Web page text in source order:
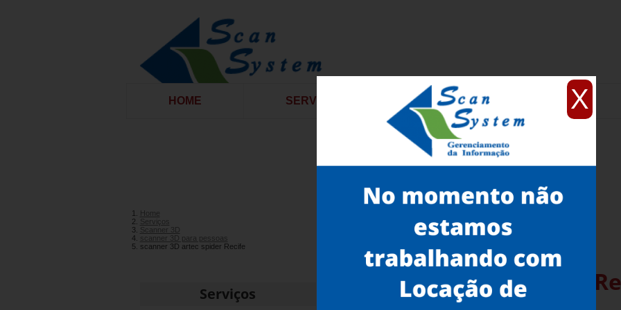
X
HOME SERVIÇOS CONTATO
Home
Serviços
Scanner 3D
scanner 3D para pessoas
scanner 3D artec spider Recife
Serviços Scanner 3D Artec Spider